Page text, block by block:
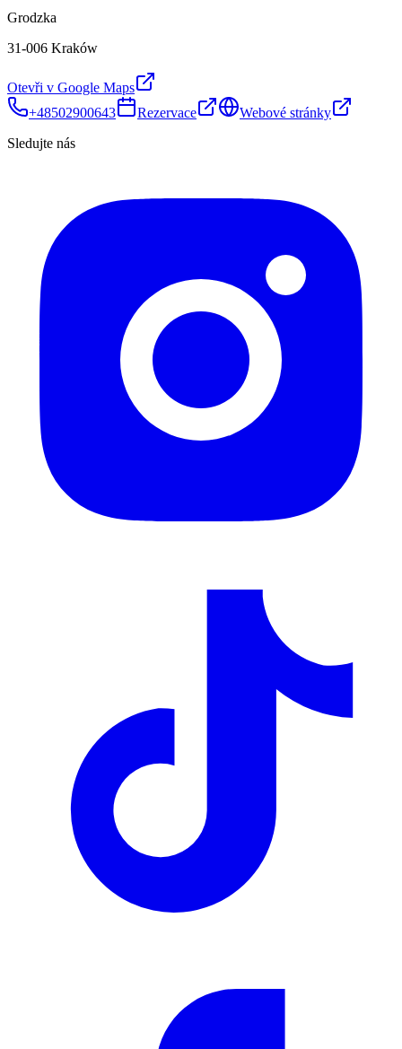
Grodzka
31-006 Kraków
Otevři v Google Maps
+48502900643
Rezervace
Webové stránky
Sledujte nás